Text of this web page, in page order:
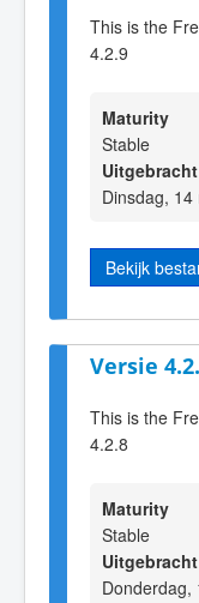
This is the
4.2.9
Maturity
Stable
Dinsdag,
Bekijk
Versie
This is the
4.2.8
Maturity
Stable
Donderdag,